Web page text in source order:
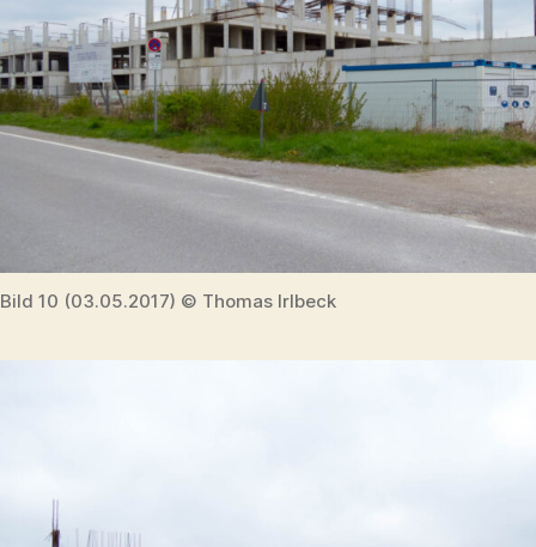
Bild 10 (03.05.2017) © Thomas Irlbeck